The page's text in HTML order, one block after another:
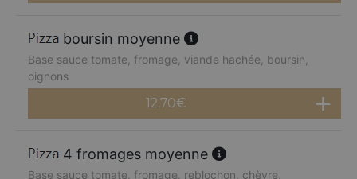
boursin moyenne
Base sauce tomate, fromage, viande hachée, boursin,
oignons
12.70€
4 fromages moyenne
Base sauce tomate, fromage, reblochon, chèvre,